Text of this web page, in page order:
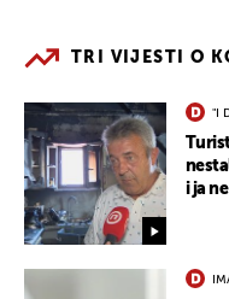
TRI VIJESTI O
"I
i ja